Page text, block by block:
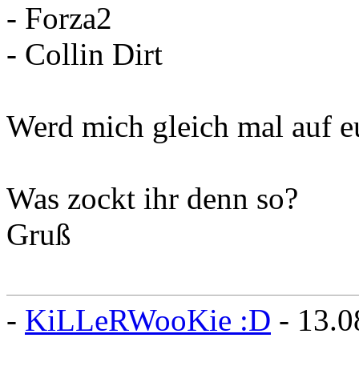
- Forza2
- Collin Dirt
Werd mich gleich mal auf
Was zockt ihr denn so?
Gruß
- KiLLeRWooKie :D -